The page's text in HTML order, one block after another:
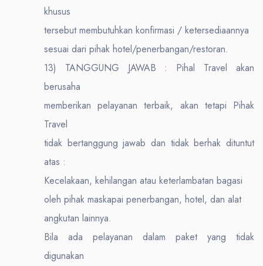
khusus
tersebut membutuhkan konfirmasi / ketersediaannya
sesuai dari pihak hotel/penerbangan/restoran.
13) TANGGUNG JAWAB : Pihal Travel akan
berusaha
memberikan pelayanan terbaik, akan tetapi Pihak
Travel
tidak bertanggung jawab dan tidak berhak dituntut
atas :
Kecelakaan, kehilangan atau keterlambatan bagasi
oleh pihak maskapai penerbangan, hotel, dan alat
angkutan lainnya.
Bila ada pelayanan dalam paket yang tidak
digunakan